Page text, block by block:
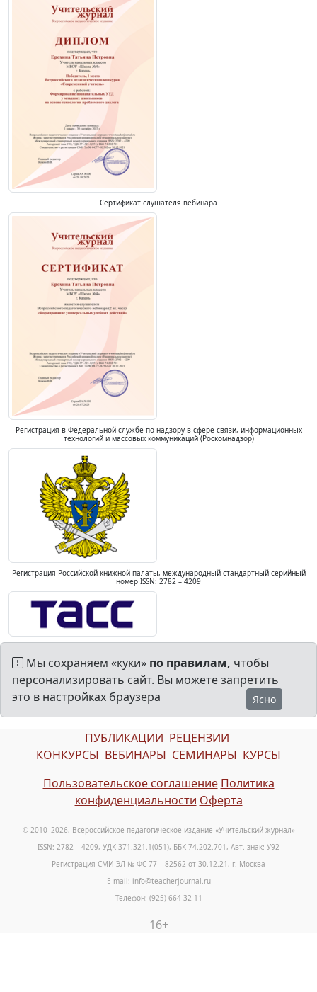
Сертификат слушателя вебинара
Регистрация в Федеральной службе по надзору в сфере связи, информационных
технологий и массовых коммуникаций (Роскомнадзор)
Регистрация Российской книжной палаты, международный стандартный серийный
номер ISSN: 2782 – 4209
Мы сохраняем «куки» по правилам, чтобы
персонализировать сайт. Вы можете запретить
это в настройках браузера
Ясно
ПУБЛИКАЦИИ РЕЦЕНЗИИ
КОНКУРСЫ ВЕБИНАРЫ СЕМИНАРЫ КУРСЫ
Пользовательское соглашение Политика
конфиденциальности Оферта
© 2010–2026, Всероссийское педагогическое издание «Учительский журнал»
ISSN: 2782 – 4209, УДК 371.321.1(051), ББК 74.202.701, Авт. знак: У92
Регистрация СМИ ЭЛ № ФС 77 – 82562 от 30.12.21, г. Москва
E-mail: info@teacherjournal.ru
Телефон: (925) 664-32-11
16+